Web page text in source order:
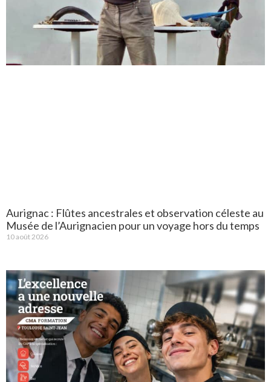
Aurignac : Flûtes ancestrales et observation céleste au
Musée de l’Aurignacien pour un voyage hors du temps
10 août 2026